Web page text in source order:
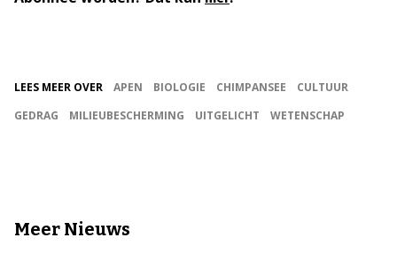
LEES MEER OVER APEN BIOLOGIE CHIMPANSEE
CULTUUR
GEDRAG
MILIEUBESCHERMING UITGELICHT WETENSCHAP
Meer Nieuws